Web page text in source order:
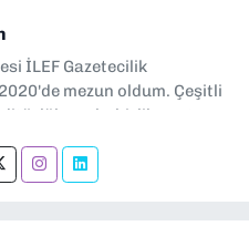
İLEF Gazetecilik
mezun oldum. Çeşitli
muhabirlik yaptım.